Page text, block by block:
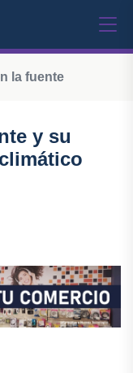
la fuente
y su